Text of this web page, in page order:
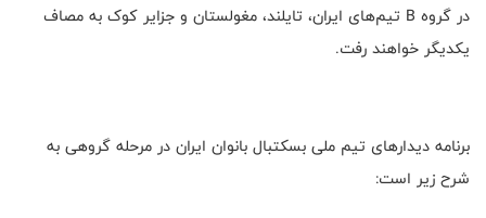
در گروه B تیم‌های ایران، تایلند، مغولستان و جزایر کوک به مصاف
یکدیگر خواهند رفت.
برنامه دیدارهای تیم ملی بسکتبال بانوان ایران در مرحله گروهی به
شرح زیر است: